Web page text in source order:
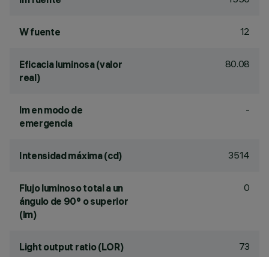
W fuente 12
Eficacia luminosa (valor
real)
80.08
lm en modo de
emergencia
-
Intensidad máxima (cd) 3514
Flujo luminoso total a un
ángulo de 90° o superior
(lm)
0
Light output ratio (LOR) 73